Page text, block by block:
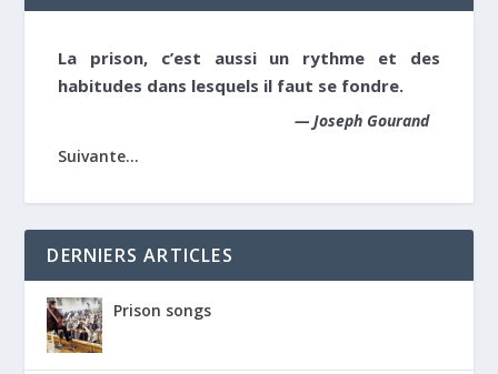
La prison, c’est aussi un rythme et des
habitudes dans lesquels il faut se fondre.
— Joseph Gourand
Suivante...
DERNIERS ARTICLES
Prison songs